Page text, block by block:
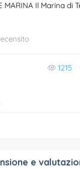
MARINA Il Marina di
1215
e